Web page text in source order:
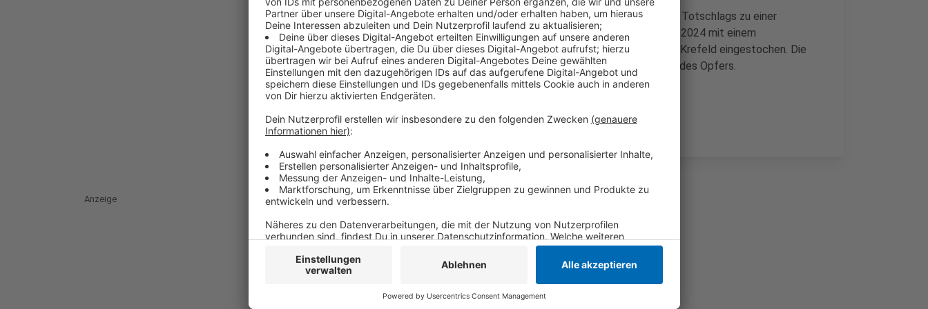
Das Krefelder Landgericht hat einen 28-jährigen Afghanen wegen Totschlags zu einer
Haftstrafe von 10 Jahren verurteilt. Der Angeklagte hatte im Juli 2024 mit einem
Küchenmesser auf einen Mann in einer kommunalen Unterkunft in Krefeld eingestochen. Die
schweren Verletzungen an der Brust führten schließlich zum Tod des Opfers.
Anzeige
Anzeige